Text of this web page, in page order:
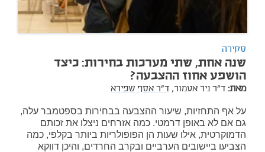
סקירה
שנה אחת, שתי מערכות בחירות: כיצד
הושפע אחוז ההצבעה?
מאת: ד"ר ניר אטמור, ד"ר אסף שפירא
על אף התחזיות, שיעור ההצבעה בבחירות בספטמבר עלה,
גם אם לא באופן דרמטי. כמה אזרחים ניצלו את זכותם
הדמוקרטית, אילו שעות הן הפופולריות ביותר בקלפי, כמה
הצביעו ביישובים הערביים ובקרב החרדים, והיכן דווקא